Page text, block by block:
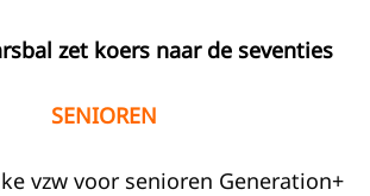
zet koers naar de seventies
SENIOREN
vzw voor senioren Generation+